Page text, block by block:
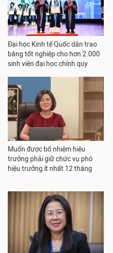
Đại học Kinh tế Quốc dân trao
bằng tốt nghiệp cho hơn 2.000
sinh viên đại học chính quy
Muốn được bổ nhiệm hiệu
trưởng phải giữ chức vụ phó
hiệu trưởng ít nhất 12 tháng